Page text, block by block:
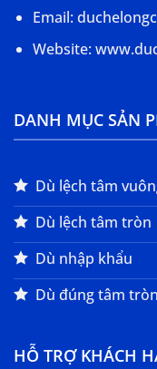
Email:
Website:
DANH MỤC SẢN
Dù lệch tâm
Dù lệch tâm tròn
Dù nhập khẩu
Dù đúng tâm tròn
HỖ TRỢ KHÁCH